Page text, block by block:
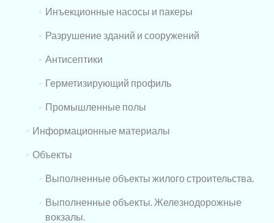
Инъекционные насосы и пакеры
Разрушение зданий и сооружений
Антисептики
Герметизирующий профиль
Промышленные полы
Информационные материалы
Объекты
Выполненные объекты жилого строительства.
Выполненные объекты. Железнодорожные
вокзалы.